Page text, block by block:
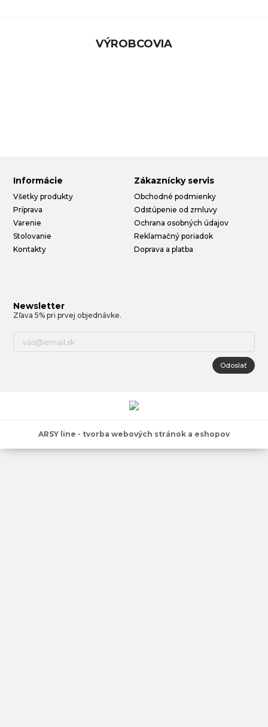
VÝROBCOVIA
Informácie
Všetky produkty
Príprava
Varenie
Stolovanie
Kontakty
Zákaznícky servis
Obchodné podmienky
Odstúpenie od zmluvy
Ochrana osobných údajov
Reklamačný poriadok
Doprava a platba
Newsletter
Zľava 5% pri prvej objednávke.
Odoslať
ARSY line - tvorba webových stránok a eshopov